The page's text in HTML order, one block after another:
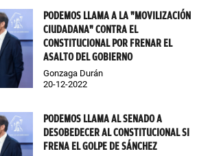
PODEMOS LLAMA A LA "MOVILIZACIÓN
CIUDADANA" CONTRA EL
CONSTITUCIONAL POR FRENAR EL
ASALTO DEL GOBIERNO
Gonzaga Durán
20-12-2022
PODEMOS LLAMA AL SENADO A
DESOBEDECER AL CONSTITUCIONAL SI
FRENA EL GOLPE DE SÁNCHEZ